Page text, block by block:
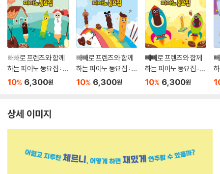
빼빼로 프렌즈와 함께
하는 피아노 동요집 : E
ASY
10% 6,300원
빼빼로 프렌즈와 함께
하는 피아노 동요집 : V
ERY EASY
10% 6,300원
빼빼로 프렌즈와 함께
하는 피아노 동요집 : 꼬
마 피아노
10% 6,300원
상세 이미지